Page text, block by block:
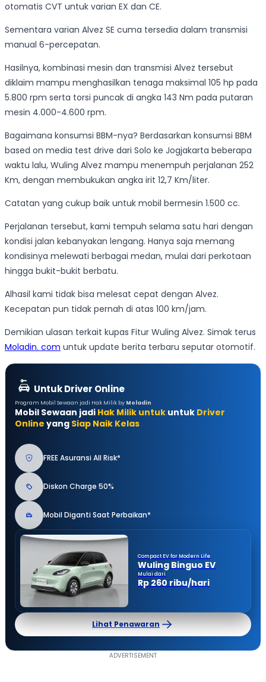
otomatis CVT untuk varian EX dan CE.
Sementara varian Alvez SE cuma tersedia dalam transmisi
manual 6-percepatan.
Hasilnya, kombinasi mesin dan transmisi Alvez tersebut
diklaim mampu menghasilkan tenaga maksimal 105 hp pada
5.800 rpm serta torsi puncak di angka 143 Nm pada putaran
mesin 4.000-4.600 rpm.
Bagaimana konsumsi BBM-nya? Berdasarkan konsumsi BBM
based on media test drive dari Solo ke Jogjakarta beberapa
waktu lalu, Wuling Alvez mampu menempuh perjalanan 252
Km, dengan membukukan angka irit 12,7 Km/liter.
Catatan yang cukup baik untuk mobil bermesin 1.500 cc.
Perjalanan tersebut, kami tempuh selama satu hari dengan
kondisi jalan kebanyakan lengang. Hanya saja memang
kondisinya melewati berbagai medan, mulai dari perkotaan
hingga bukit-bukit berbatu.
Alhasil kami tidak bisa melesat cepat dengan Alvez.
Kecepatan pun tidak pernah di atas 100 km/jam.
Demikian ulasan terkait kupas Fitur Wuling Alvez. Simak terus
Moladin. com untuk update berita terbaru seputar otomotif.
Untuk Driver Online
Program Mobil Sewaan jadi Hak Milik by Moladin
Mobil Sewaan jadi Hak Milik untuk untuk Driver
Online yang Siap Naik Kelas
FREE Asuransi All Risk*
Diskon Charge 50%
Mobil Diganti Saat Perbaikan*
Compact EV for Modern Life
Wuling Binguo EV
Mulai dari
Rp 260 ribu/hari
Lihat Penawaran